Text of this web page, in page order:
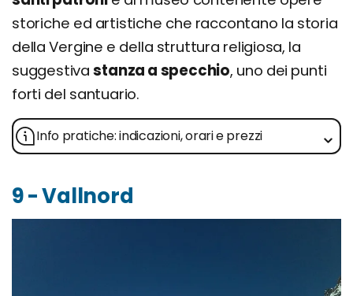
storiche ed artistiche che raccontano la storia
della Vergine e della struttura religiosa, la
suggestivastanza a specchio, uno dei punti
forti del santuario.
Info pratiche: indicazioni, orari e prezzi
9 - Vallnord